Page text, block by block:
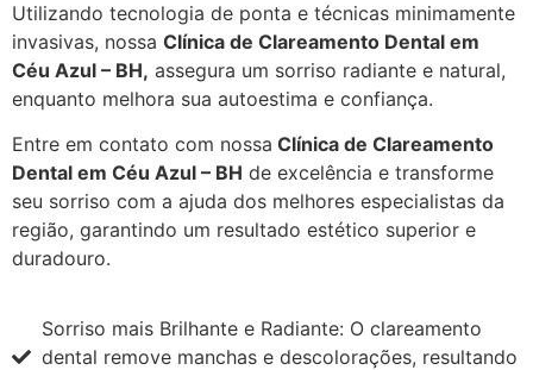
Utilizando tecnologia de ponta e técnicas minimamente
invasivas, nossa Clínica de Clareamento Dental em
Céu Azul – BH, assegura um sorriso radiante e natural,
enquanto melhora sua autoestima e confiança.
Entre em contato com nossa Clínica de Clareamento
Dental em Céu Azul – BH de excelência e transforme
seu sorriso com a ajuda dos melhores especialistas da
região, garantindo um resultado estético superior e
duradouro.
Sorriso mais Brilhante e Radiante: O clareamento
dental remove manchas e descolorações, resultando